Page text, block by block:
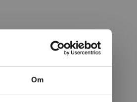
Om
og Biomekanik,
för deltagande i
utövar friluftsliv med